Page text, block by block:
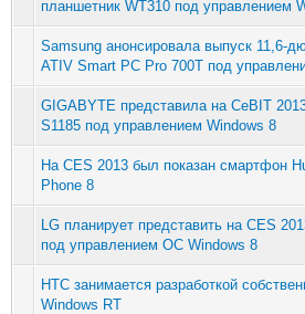
планшетник WT310 под управлением
Samsung анонсировала выпуск 11,6-
ATIV Smart PC Pro 700T под
GIGABYTE представила на CeBIT
S1185 под управлением Windows 8
На CES 2013 был показан смартфон
Phone 8
LG планирует представить на CES
под управлением ОС Windows 8
HTC занимается разработкой
Windows RT